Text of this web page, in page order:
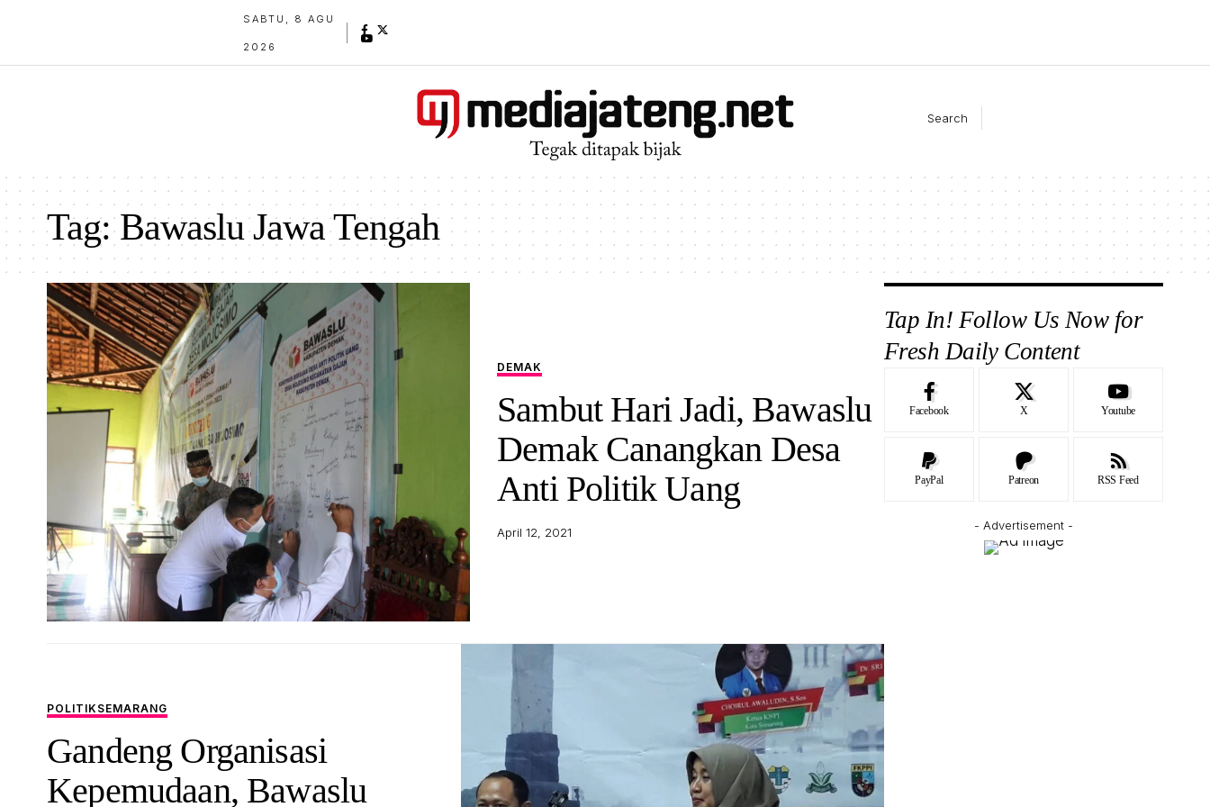
SABTU, 8 AGU
2026
Search
Tag:Bawaslu Jawa Tengah
DEMAK
Sambut Hari Jadi, Bawaslu
Demak Canangkan Desa
Anti Politik Uang
April 12, 2021
POLITIK SEMARANG
Gandeng Organisasi
Kepemudaan, Bawaslu
Tap In! Follow Us Now for
Fresh Daily Content
Facebook X Youtube
PayPal Patreon RSS Feed
- Advertisement -